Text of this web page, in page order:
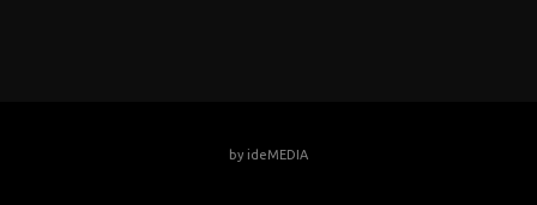
by ideMEDIA